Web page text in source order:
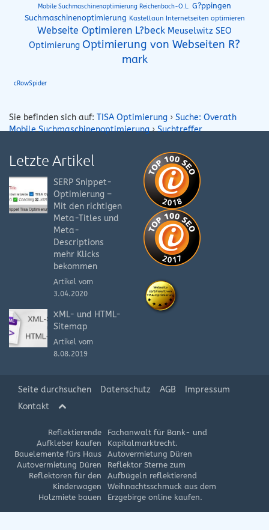
Mobile Suchmaschinenoptimierung Reichenbach-O.L. G?ppingen
Suchmaschinenoptimierung Kastellaun Internetseiten optimieren
Webseite Optimieren L?beck Meuselwitz SEO
Optimierung Optimierung von Webseiten R?
mark
cRowSpider
Sie befinden sich auf: TISA Optimierung › Suche: Overath
Mobile Suchmaschinenoptimierung›Suchtreffer
Letzte Artikel
SERP Snippet-
Optimierung –
Mit den richtigen
Meta-Titles und
Meta-
Descriptions
mehr Klicks
bekommen
Artikel vom
3.04.2020
XML- und HTML-
Sitemap
Artikel vom
8.08.2019
Seite durchsuchen Datenschutz AGB
Impressum
Kontakt
Reflektierende
Aufkleber kaufen
Bauelemente fürs Haus
Autovermietung Düren
Reflektoren für den
Kinderwagen
Holzmiete bauen
Fachanwalt für Bank- und
Kapitalmarktrecht.
Autovermietung Düren
Reflektor Sterne zum
Aufbügeln reflektierend
Weihnachtsschmuck aus dem
Erzgebirge online kaufen.